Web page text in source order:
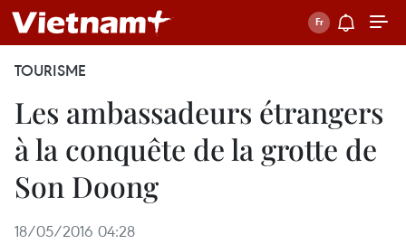
TOURISME
Les ambassadeurs étrangers
à la conquête de la grotte de
Son Doong
18/05/2016 04:28